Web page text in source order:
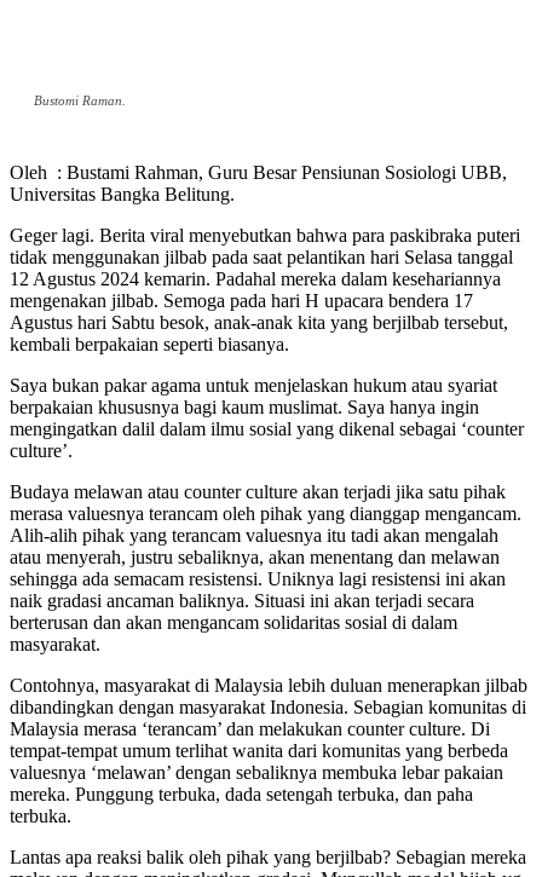
Bustomi Raman.
Oleh : Bustami Rahman, Guru Besar Pensiunan Sosiologi UBB,
Universitas Bangka Belitung.
Geger lagi. Berita viral menyebutkan bahwa para paskibraka puteri
tidak menggunakan jilbab pada saat pelantikan hari Selasa tanggal
12 Agustus 2024 kemarin. Padahal mereka dalam kesehariannya
mengenakan jilbab. Semoga pada hari H upacara bendera 17
Agustus hari Sabtu besok, anak-anak kita yang berjilbab tersebut,
kembali berpakaian seperti biasanya.
Saya bukan pakar agama untuk menjelaskan hukum atau syariat
berpakaian khususnya bagi kaum muslimat. Saya hanya ingin
mengingatkan dalil dalam ilmu sosial yang dikenal sebagai ‘counter
culture’.
Budaya melawan atau counter culture akan terjadi jika satu pihak
merasa valuesnya terancam oleh pihak yang dianggap mengancam.
Alih-alih pihak yang terancam valuesnya itu tadi akan mengalah
atau menyerah, justru sebaliknya, akan menentang dan melawan
sehingga ada semacam resistensi. Uniknya lagi resistensi ini akan
naik gradasi ancaman baliknya. Situasi ini akan terjadi secara
berterusan dan akan mengancam solidaritas sosial di dalam
masyarakat.
Contohnya, masyarakat di Malaysia lebih duluan menerapkan jilbab
dibandingkan dengan masyarakat Indonesia. Sebagian komunitas di
Malaysia merasa ‘terancam’ dan melakukan counter culture. Di
tempat-tempat umum terlihat wanita dari komunitas yang berbeda
valuesnya ‘melawan’ dengan sebaliknya membuka lebar pakaian
mereka. Punggung terbuka, dada setengah terbuka, dan paha
terbuka.
Lantas apa reaksi balik oleh pihak yang berjilbab? Sebagian mereka